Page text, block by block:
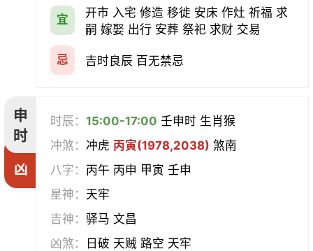
宜
开市 入宅 修造 移徙 安床 作灶 祈福 求
嗣 嫁娶 出行 安葬 祭祀 求财 交易
忌 吉时良辰 百无禁忌
申
时
凶
时辰：15:00-17:00 壬申时 生肖猴
冲煞：冲虎 丙寅(1978,2038) 煞南
八字： 丙午 丙申 甲寅 壬申
星神： 天牢
吉神：驿马 文昌
凶煞：
日破 天贼 路空 天牢